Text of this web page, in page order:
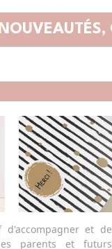
NOUVEAUTÉS,
d'accompagner et de
parents et futurs